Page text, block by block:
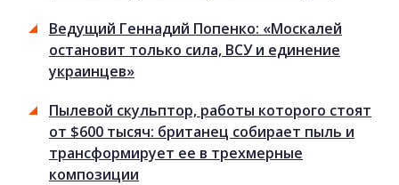
Ведущий Геннадий Попенко: «Москалей
остановит только сила, ВСУ и единение
украинцев»
Пылевой скульптор, работы которого стоят
от $600 тысяч: британец собирает пыль и
трансформирует ее в трехмерные
композиции